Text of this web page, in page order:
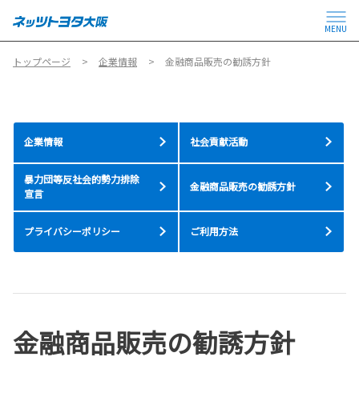
MENU
トップページ 企業情報 金融商品販売の勧誘方針
企業情報 社会貢献活動
暴力団等反社会的勢力排除
宣言
金融商品販売の勧誘方針
プライバシーポリシー ご利用方法
金融商品販売の勧誘方針